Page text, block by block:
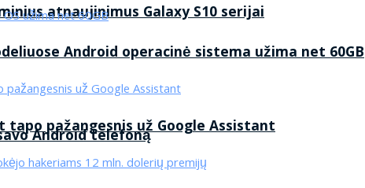
atnaujinimus Galaxy S10 serijai
Android telefoną
Android operacinė sistema užima net 60GB
tapo pažangesnis už Google Assistant